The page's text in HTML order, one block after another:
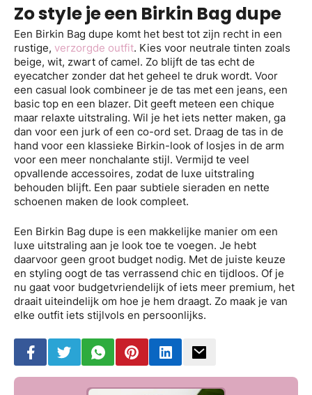
Zo style je een Birkin Bag dupe
Een Birkin Bag dupe komt het best tot zijn recht in een
rustige, verzorgde outfit. Kies voor neutrale tinten zoals
beige, wit, zwart of camel. Zo blijft de tas echt de
eyecatcher zonder dat het geheel te druk wordt. Voor
een casual look combineer je de tas met een jeans, een
basic top en een blazer. Dit geeft meteen een chique
maar relaxte uitstraling. Wil je het iets netter maken, ga
dan voor een jurk of een co-ord set. Draag de tas in de
hand voor een klassieke Birkin-look of losjes in de arm
voor een meer nonchalante stijl. Vermijd te veel
opvallende accessoires, zodat de luxe uitstraling
behouden blijft. Een paar subtiele sieraden en nette
schoenen maken de look compleet.
Een Birkin Bag dupe is een makkelijke manier om een
luxe uitstraling aan je look toe te voegen. Je hebt
daarvoor geen groot budget nodig. Met de juiste keuze
en styling oogt de tas verrassend chic en tijdloos. Of je
nu gaat voor budgetvriendelijk of iets meer premium, het
draait uiteindelijk om hoe je hem draagt. Zo maak je van
elke outfit iets stijlvols en persoonlijks.